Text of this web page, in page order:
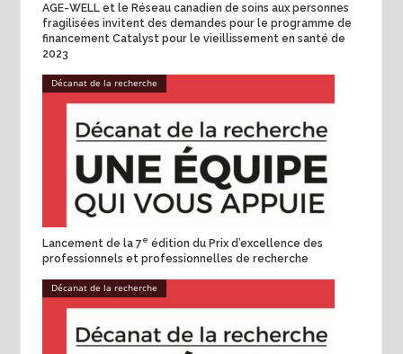
AGE-WELL et le Réseau canadien de soins aux personnes
fragilisées invitent des demandes pour le programme de
financement Catalyst pour le vieillissement en santé de
2023
Décanat de la recherche
Lancement de la 7e édition du Prix d’excellence des
professionnels et professionnelles de recherche
Décanat de la recherche